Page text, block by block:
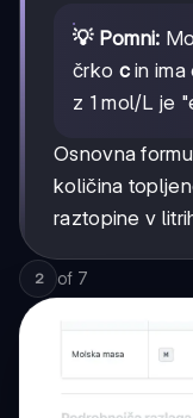
💡 Pomni:
črko cin
z 1 mol/L je
Osnovna
količina
raztopine v
2 of 7